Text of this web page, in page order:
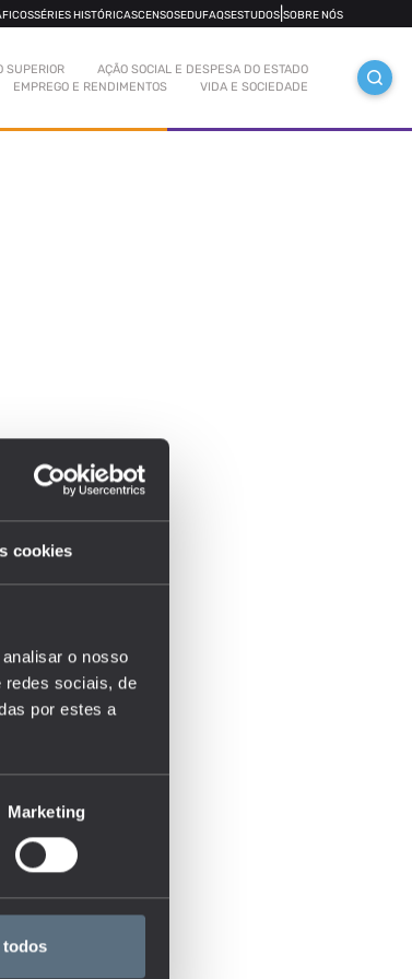
cookies
o nosso
redes sociais, de
por estes a
Marketing
todos
SÉRIES HISTÓRICASCENSOSEDUFAQSESTUDOS SOBRE NÓS
SUPERIOR
AÇÃO SOCIAL E DESPESA DO ESTADO
EMPREGO E RENDIMENTOS
VIDA E SOCIEDADE